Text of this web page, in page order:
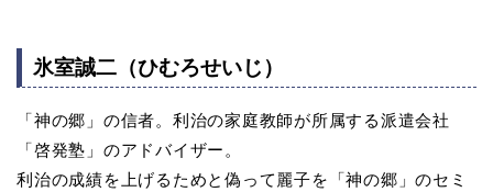
氷室誠二（ひむろせいじ）
「神の郷」の信者。利治の家庭教師が所属する派遣会社
「啓発塾」のアドバイザー。
利治の成績を上げるためと偽って麗子を「神の郷」のセミ